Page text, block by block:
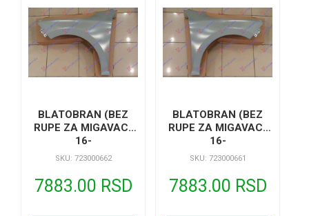
BLATOBRAN (BEZ
RUPE ZA MIGAVAC)
16-
SKU: 723000662
7883.00 RSD
BLATOBRAN (BEZ
RUPE ZA MIGAVAC)
16-
SKU: 723000661
7883.00 RSD